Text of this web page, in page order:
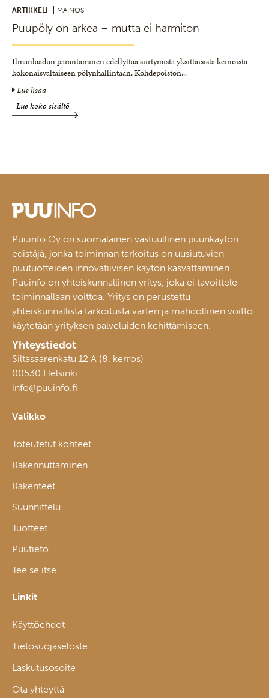
ARTIKKELI MAINOS
Puupöly on arkea – mutta ei harmiton
Ilmanlaadun parantaminen edellyttää siirtymistä yksittäisistä keinoista
kokonaisvaltaiseen pölynhallintaan. Kohdepoiston...
Lue lisää
Lue koko sisältö
Puuinfo Oy on suomalainen vastuullinen puunkäytön
edistäjä, jonka toiminnan tarkoitus on uusiutuvien
puutuotteiden innovatiivisen käytön kasvattaminen.
Puuinfo on yhteiskunnallinen yritys, joka ei tavoittele
toiminnallaan voittoa. Yritys on perustettu
yhteiskunnallista tarkoitusta varten ja mahdollinen voitto
käytetään yrityksen palveluiden kehittämiseen.
Yhteystiedot
Siltasaarenkatu 12 A (8. kerros)
00530 Helsinki
info@puuinfo.fi
Valikko
Toteutetut kohteet
Rakennuttaminen
Rakenteet
Suunnittelu
Tuotteet
Puutieto
Tee se itse
Linkit
Käyttöehdot
Tietosuojaseloste
Laskutusosoite
Ota yhteyttä